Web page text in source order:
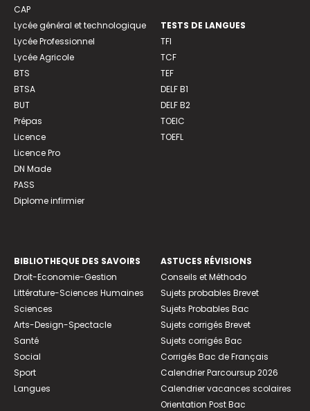
CAP
Lycée général et technologique
Lycée Professionnel
Lycée Agricole
BTS
BTSA
BUT
Prépas
Licence
Licence Pro
DN Made
PASS
Diplome infirmier
TESTS DE LANGUES
TFI
TCF
TEF
DELF B1
DELF B2
TOEIC
TOEFL
BIBLIOTHEQUE DES SAVOIRS
Droit-Economie-Gestion
Littérature-Sciences Humaines
Sciences
Arts-Design-Spectacle
Santé
Social
Sport
Langues
ASTUCES RÉVISIONS
Conseils et Méthodo
Sujets probables Brevet
Sujets Probables Bac
Sujets corrigés Brevet
Sujets corrigés Bac
Corrigés Bac de Français
Calendrier Parcoursup 2026
Calendrier vacances scolaires
Orientation Post Bac